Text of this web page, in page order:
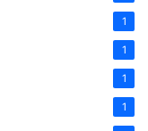
1
1
1
1